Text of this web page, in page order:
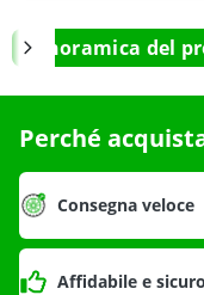
Panoramica del
Perché
Consegna veloce
Affidabile e sicuro